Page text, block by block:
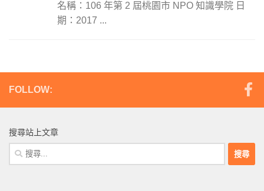
名稱：106 年第 2 屆桃園市 NPO 知識學院 日
期：2017 ...
FOLLOW:
搜尋站上文章
搜
尋